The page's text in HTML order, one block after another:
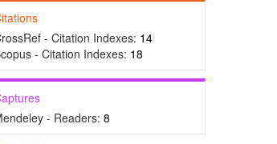
- Citation Indexes: 14
- Citation Indexes: 18
- Readers: 8